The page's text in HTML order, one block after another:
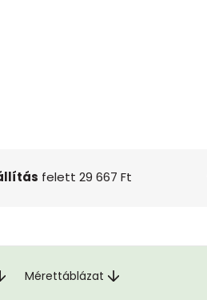
felett 29 667 Ft
Mérettáblázat